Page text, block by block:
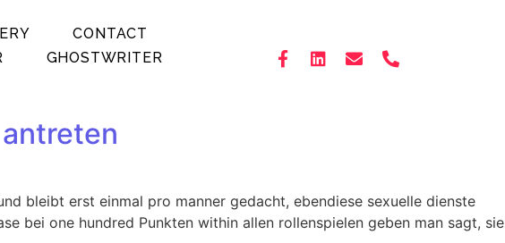
CONTACT
GHOSTWRITER
bleibt erst einmal pro manner gedacht, ebendiese sexuelle dienste
bei one hundred Punkten within allen rollenspielen geben man sagt, sie